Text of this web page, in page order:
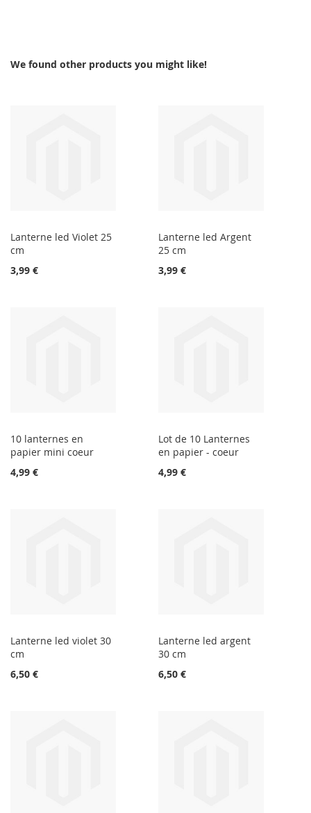
We found other products you might like!
Lanterne led Violet 25
cm
3,99 €
Lanterne led Argent
25 cm
3,99 €
10 lanternes en
papier mini coeur
4,99 €
Lot de 10 Lanternes
en papier - coeur
4,99 €
Lanterne led violet 30
cm
6,50 €
Lanterne led argent
30 cm
6,50 €